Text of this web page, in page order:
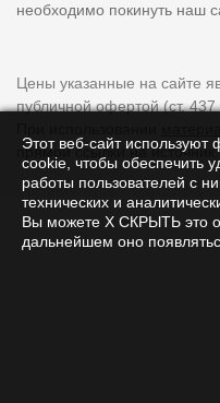
необходимо покинуть наш
Цены указанные на сайте
публичной офертой (ст. 437
прямой ссылки на
Этот веб-сайт используют
cookie, чтобы обеспечить
работы пользователей с
технических и
Вы можете Х СКРЫТЬ это
дальнейшем оно